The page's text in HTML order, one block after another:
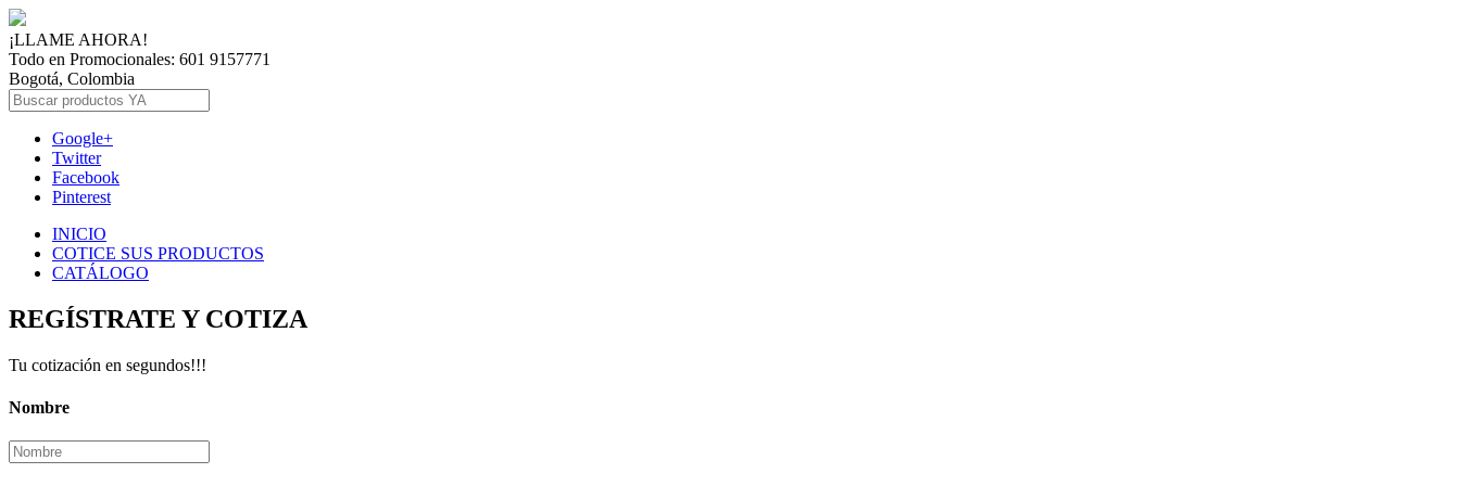
¡LLAME AHORA!
Todo en Promocionales: 601 9157771
Bogotá, Colombia
Google+
Twitter
Facebook
Pinterest
INICIO
COTICE SUS PRODUCTOS
CATÁLOGO
REGÍSTRATE Y COTIZA
Tu cotización en segundos!!!
Nombre